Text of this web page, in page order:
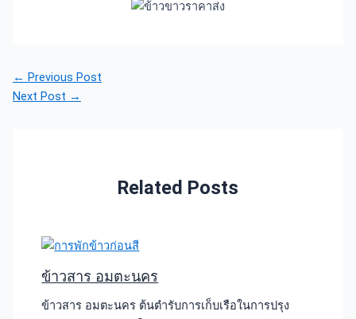
← Previous Post
Next Post →
Related Posts
ข้าวสาร อมตะนคร
ข้าวสาร อมตะนคร ต้นตำรับการเก็บเรือในการปรุง